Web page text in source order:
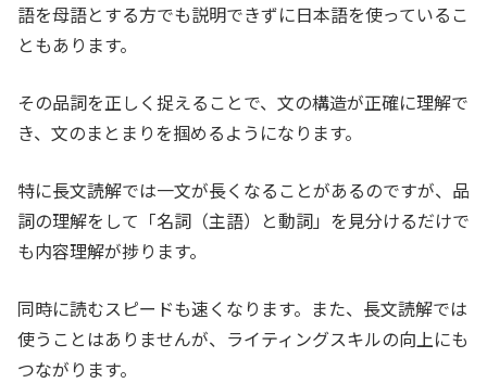
語を母語とする方でも説明できずに日本語を使っているこ
ともあります。
その品詞を正しく捉えることで、文の構造が正確に理解で
き、文のまとまりを掴めるようになります。
特に長文読解では一文が長くなることがあるのですが、品
詞の理解をして「名詞（主語）と動詞」を見分けるだけで
も内容理解が捗ります。
同時に読むスピードも速くなります。また、長文読解では
使うことはありませんが、ライティングスキルの向上にも
つながります。